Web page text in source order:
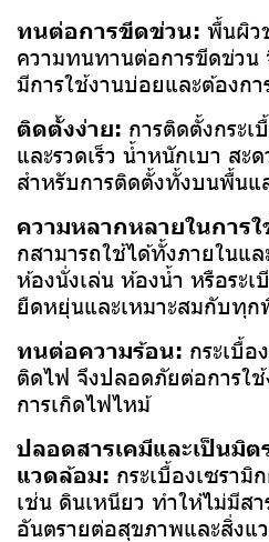
ทนต่อการขีดข่วน: พื้นผิว
ความทนทานต่อการขีดข่วน
มีการใช้งานบ่อยและต้องก
ติดตั้งง่าย: การติดตั้งกระเ
และรวดเร็ว น้ำหนักเบา สะ
สำหรับการติดตั้งทั้งบนพื้นแ
ความหลากหลายในการ
กสามารถใช้ได้ทั้งภายในแ
ห้องนั่งเล่น ห้องน้ำ หรือระ
ยืดหยุ่นและเหมาะสมกับทุ
ทนต่อความร้อน: กระเบื้อ
ติดไฟ จึงปลอดภัยต่อการใ
การเกิดไฟไหม้
ปลอดสารเคมีและเป็นมิต
แวดล้อม: กระเบื้องเซรา
เช่น ดินเหนียว ทำให้ไม่มีส
อันตรายต่อสุขภาพและสิ่งแ